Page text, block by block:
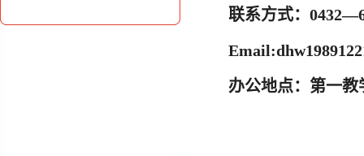
联系方式：
Email:
办公地点： 第一教